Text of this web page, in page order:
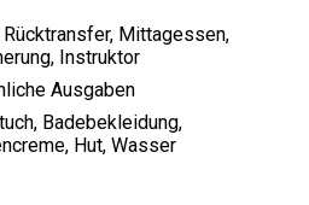
Rücktransfer, Mittagessen,
Instruktor
Ausgaben
Badebekleidung,
Hut, Wasser